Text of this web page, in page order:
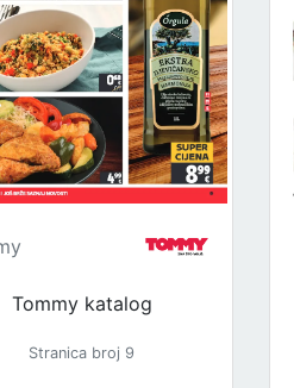
Tommy katalog
Stranica broj 9